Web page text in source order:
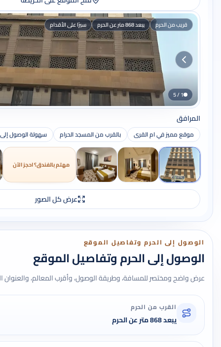
قريب من الحرم يبعد 868 متر عن الحرم سيرًا على الأقدام
1 / 5
المرافق
موقع مميز في ام القرى بالقرب من المسجد الحرام سهولة الوصول إلى
مهتم بالفندق؟ احجز الآن
عرض كل الصور
الوصول إلى الحرم وتفاصيل الموقع
الوصول إلى الحرم وتفاصيل الموقع
عرض واضح ومختصر للمسافة، وطريقة الوصول، وأقرب المعالم، والعنوان
القرب من الحرم
يبعد 868 متر عن الحرم